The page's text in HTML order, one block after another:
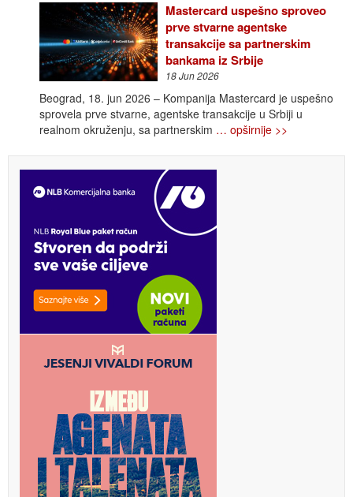
Mastercard uspešno sproveo
prve stvarne agentske
transakcije sa partnerskim
bankama iz Srbije
18 Jun 2026
Beograd, 18. jun 2026 – Kompanija Mastercard je uspešno
sprovela prve stvarne, agentske transakcije u Srbiji u
realnom okruženju, sa partnerskim … opširnije >>